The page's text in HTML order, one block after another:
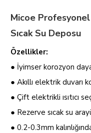
Micoe Profesyonel
Sıcak Su Deposu
Özellikler:
● İyimser korozyon
● Akıllı elektrik duvarı
● Çift elektrikli ısıtıcı
● Rezerve sıcak su
● 0.2-0.3mm